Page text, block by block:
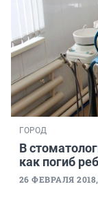
ГОРОД
В
как погиб
26 ФЕВРАЛЯ 2018,